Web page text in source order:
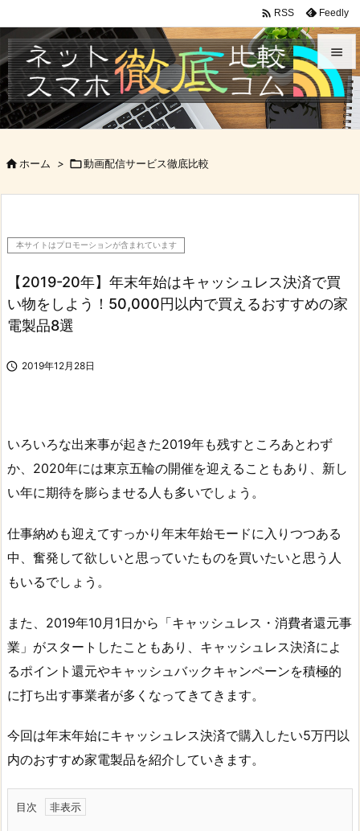


メニュ

 RSS Feedly
ホーム > 動画配信サービス徹底比較
本サイトはプロモーションが含まれています
【2019-20年】年末年始はキャッシュレス決済で買
い物をしよう！50,000円以内で買えるおすすめの家
電製品8選
 2019年12月28日
いろいろな出来事が起きた2019年も残すところあとわず
か、2020年には東京五輪の開催を迎えることもあり、新し
い年に期待を膨らませる人も多いでしょう。
仕事納めも迎えてすっかり年末年始モードに入りつつある
中、奮発して欲しいと思っていたものを買いたいと思う人
もいるでしょう。
また、2019年10月1日から「キャッシュレス・消費者還元事
業」がスタートしたこともあり、キャッシュレス決済によ
るポイント還元やキャッシュバックキャンペーンを積極的
に打ち出す事業者が多くなってきてきます。
今回は年末年始にキャッシュレス決済で購入したい5万円以
内のおすすめ家電製品を紹介していきます。
目次